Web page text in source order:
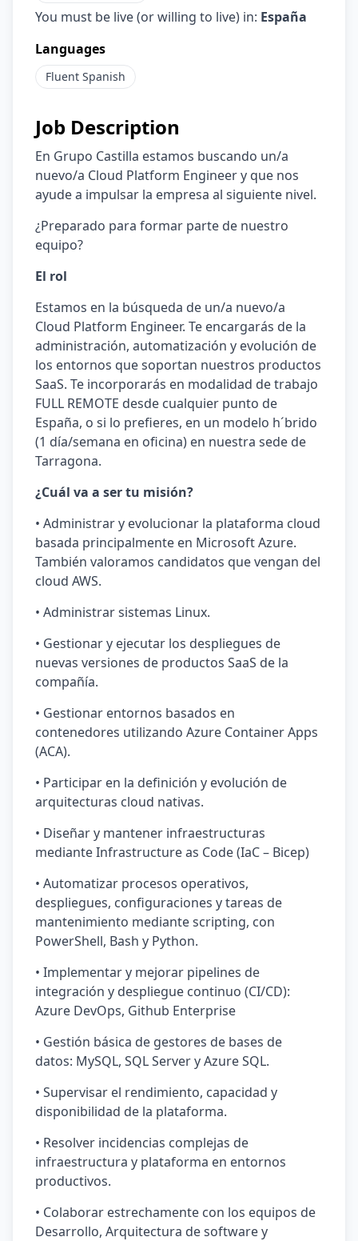
You must be live (or willing to live) in: España
Languages
Fluent Spanish
Job Description
En Grupo Castilla estamos buscando un/a
nuevo/a Cloud Platform Engineer y que nos
ayude a impulsar la empresa al siguiente nivel.
¿Preparado para formar parte de nuestro
equipo?
El rol
Estamos en la búsqueda de un/a nuevo/a
Cloud Platform Engineer. Te encargarás de la
administración, automatización y evolución de
los entornos que soportan nuestros productos
SaaS. Te incorporarás en modalidad de trabajo
FULL REMOTE desde cualquier punto de
España, o si lo prefieres, en un modelo h´brido
(1 día/semana en oficina) en nuestra sede de
Tarragona.
¿Cuál va a ser tu misión?
• Administrar y evolucionar la plataforma cloud
basada principalmente en Microsoft Azure.
También valoramos candidatos que vengan del
cloud AWS.
• Administrar sistemas Linux.
• Gestionar y ejecutar los despliegues de
nuevas versiones de productos SaaS de la
compañía.
• Gestionar entornos basados en
contenedores utilizando Azure Container Apps
(ACA).
• Participar en la definición y evolución de
arquitecturas cloud nativas.
• Diseñar y mantener infraestructuras
mediante Infrastructure as Code (IaC – Bicep)
• Automatizar procesos operativos,
despliegues, configuraciones y tareas de
mantenimiento mediante scripting, con
PowerShell, Bash y Python.
• Implementar y mejorar pipelines de
integración y despliegue continuo (CI/CD):
Azure DevOps, Github Enterprise
• Gestión básica de gestores de bases de
datos: MySQL, SQL Server y Azure SQL.
• Supervisar el rendimiento, capacidad y
disponibilidad de la plataforma.
• Resolver incidencias complejas de
infraestructura y plataforma en entornos
productivos.
• Colaborar estrechamente con los equipos de
Desarrollo, Arquitectura de software y